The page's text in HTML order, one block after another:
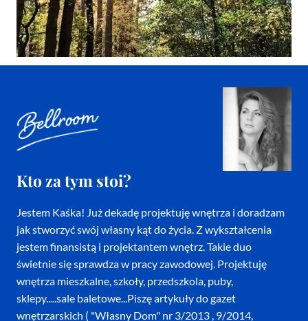
Kto za tym stoi?
Jestem Kaśka! Już dekadę projektuję wnętrza i doradzam
jak stworzyć swój własny kąt do życia. Z wykształcenia
jestem finansistą i projektantem wnętrz. Takie duo
świetnie się sprawdza w pracy zawodowej. Projektuję
wnętrza mieszkalne, szkoły, przedszkola, puby,
sklepy.....sale baletowe...Piszę artykuły do gazet
wnętrzarskich ( "Własny Dom" nr 3/2013 , 9/2014,